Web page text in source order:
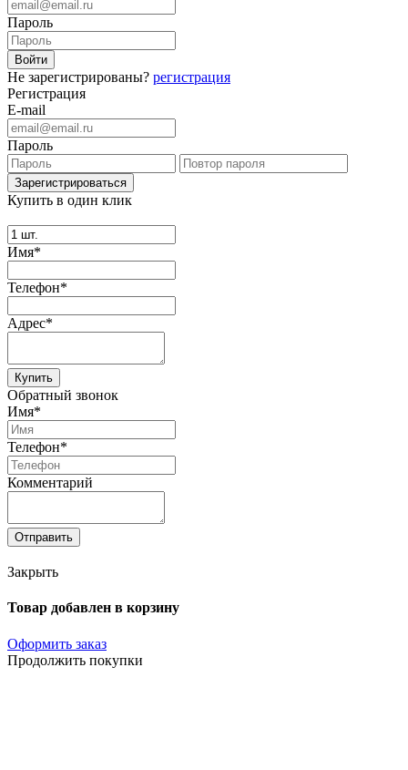
Пароль
Не зарегистрированы? регистрация
Регистрация
E-mail
Пароль
Купить в один клик
Имя*
Телефон*
Адрес*
Купить
Обратный звонок
Имя*
Телефон*
Комментарий
Отправить
Закрыть
Товар добавлен в корзину
Оформить заказ
Продолжить покупки